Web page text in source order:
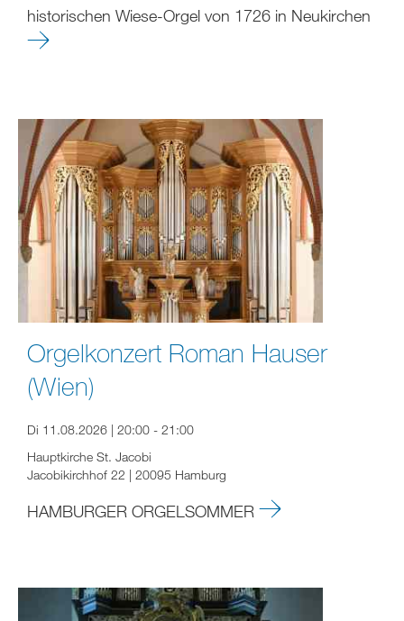
historischen Wiese-Orgel von 1726 in Neukirchen
Orgelkonzert Roman Hauser
(Wien)
Di 11.08.2026 | 20:00 - 21:00
Hauptkirche St. Jacobi
Jacobikirchhof 22 | 20095 Hamburg
HAMBURGER ORGELSOMMER